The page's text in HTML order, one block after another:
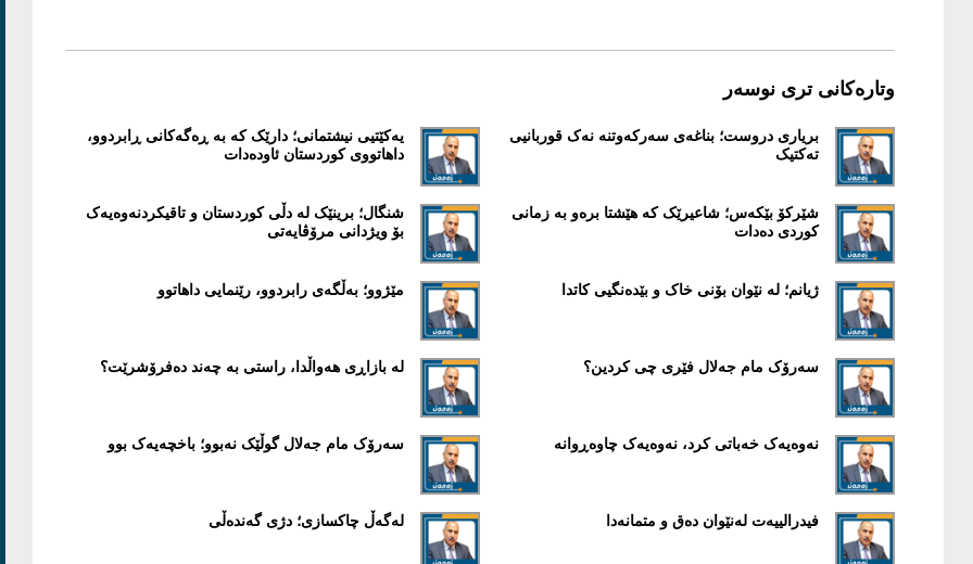
وتارەکانی تری نوسەر
بریاری دروست؛ بناغەی سەرکەوتنە نەک قوربانیی
تەکتیک
یەکێتیی نیشتمانی؛ دارێک کە بە ڕەگەکانی ڕابردوو،
داهاتووی کوردستان ئاودەدات
شێرکۆ بێکەس؛ شاعیرێک کە هێشتا برەو بە زمانی
کوردی دەدات
شنگال؛ برینێک لە دڵی کوردستان و تاقیکردنەوەیەک
بۆ ویژدانی مرۆڤایەتی
ژیانم؛ لە نێوان بۆنی خاک و بێدەنگیی کاتدا مێژوو؛ بەڵگەی رابردوو، رێنمایی داهاتوو
سەرۆک مام جەلال فێری چی کردین؟ لە بازاڕی هەواڵدا، راستی بە چەند دەفرۆشرێت؟
نەوەیەک خەباتی کرد، نەوەیەک چاوەڕوانە سەرۆک مام جەلال گوڵێک نەبوو؛ باخچەیەک بوو
فیدرالییەت لەنێوان دەق و متمانەدا لەگەڵ چاکسازی؛ دژی گەندەڵی